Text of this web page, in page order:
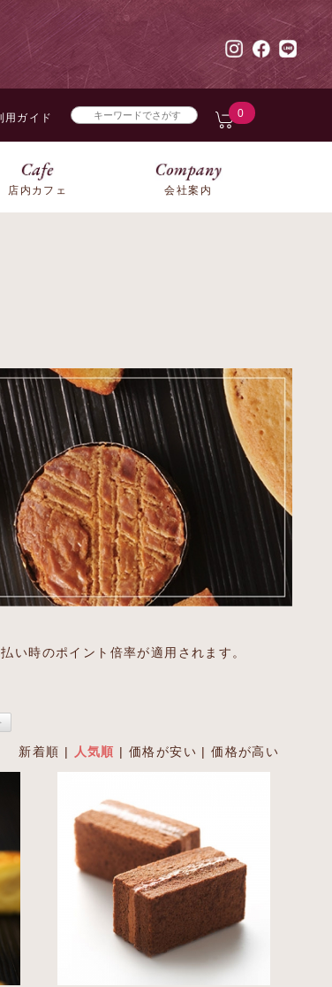
用ガイド 0
店内カフェ 会社案内
い時のポイント倍率が適用されます。
新着順 | 人気順 | 価格が安い |価格が高い